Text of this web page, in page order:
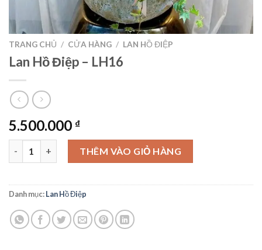
TRANG CHỦ / CỬA HÀNG / LAN HỒ ĐIỆP
Lan Hồ Điệp – LH16
5.500.000 ₫
Lan Hồ Điệp - LH16 số lượngTHÊM VÀO GIỎ HÀNG
Danh mục:Lan Hồ Điệp